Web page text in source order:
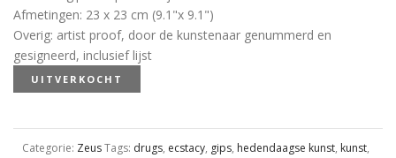
Afmetingen: 23 x 23 cm (9.1"x 9.1")
Overig: artist proof, door de kunstenaar genummerd en
gesigneerd, inclusief lijst
UITVERKOCHT
Categorie: ZeusTags: drugs, ecstacy, gips, hedendaagse kunst, kunst,